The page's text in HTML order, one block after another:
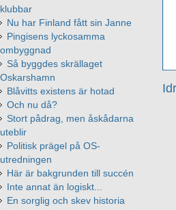
klubbar
Nu har Finland fått sin Janne
Pingisens lyckosamma
ombyggnad
Så byggdes skrällaget
Oskarshamn
Blåvitts existens är hotad
Och nu då?
Stort pådrag, men åskådarna
uteblir
Politisk prägel på OS-
utredningen
Här är bakgrunden till succén
Inte annat än logiskt...
En sorglig och skev historia